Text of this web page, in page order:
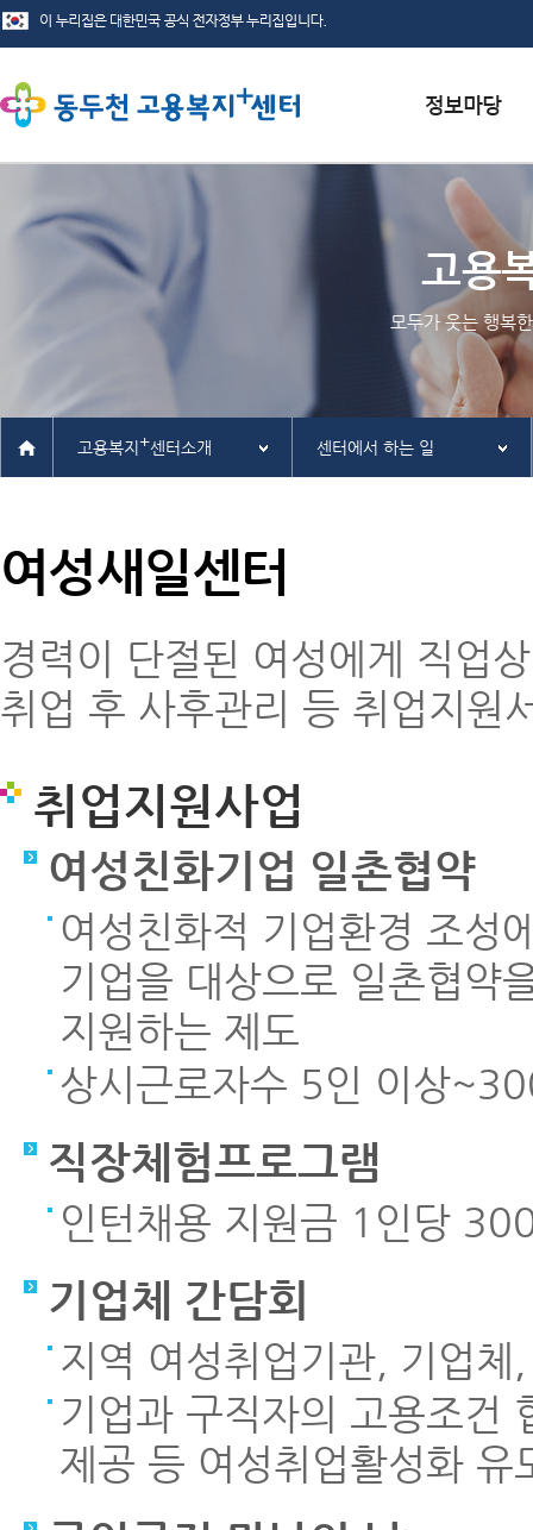
서식자료실
채용정보
인재정보
관련사이트
고용
모두가 웃는 행복
고용복지 +센터소개 센터에서 하는 일
여성새일센터
경력이 단절된 여성에게 직업
취업 후 사후관리 등 취업지원
취업지원사업
여성친화기업 일촌협약
여성친화적 기업환경 조성
기업을 대상으로 일촌협약
지원하는 제도
상시근로자수 5인 이상
직장체험프로그램
인턴채용 지원금 1인당
기업체 간담회
지역 여성취업기관, 기업
기업과 구직자의 고용조건
제공 등 여성취업활성화 유